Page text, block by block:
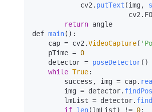
            cv2.
putText (img,
                        cv2.
return angle
def main():
    cap = cv2.
VideoCapture(
    pTime =
0
    detector =
poseDetector()
while True:
        success, img = cap.
        img = detector.
        lmList = detector.
if len(lmList) != 0: